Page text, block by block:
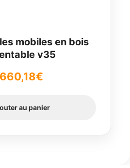
mobiles en bois
v35
660,18€
au panier